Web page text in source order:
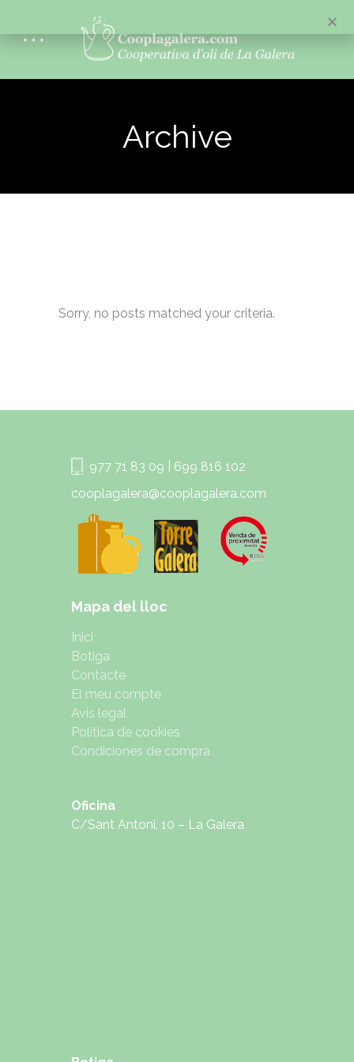
Archive
Sorry, no posts matched your criteria.
977 71 83 09 | 699 816 102
cooplagalera@cooplagalera.com
Mapa del lloc
Inici
Botiga
Contacte
El meu compte
Avis legal
Política de cookies
Condiciones de compra
Oficina
C/Sant Antoni, 10 – La Galera
ACCEDEIX A LA BOTIGA ONLINE